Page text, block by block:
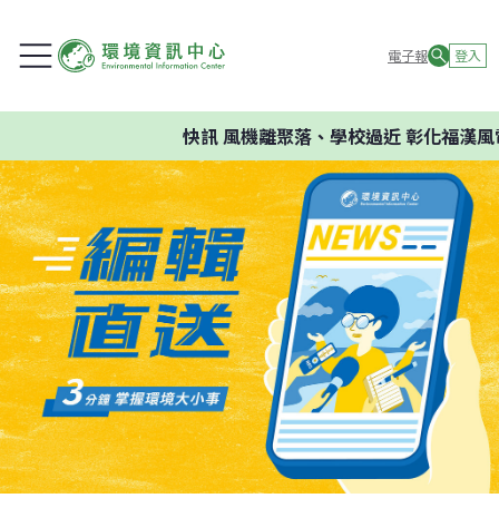
電子報 登入
快訊風機離聚落、學校過近 彰化福漢風